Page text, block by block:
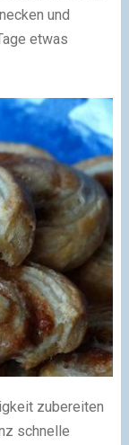
und
etwas
zubereiten
schnelle